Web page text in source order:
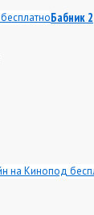
Бабник 2